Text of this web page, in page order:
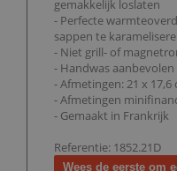
gemakkelijk loslaten
- Perfecte
sappen te
- Niet grill- of
- Handwas aanbevolen
- Afmetingen: 21 x 17,6
- Afmetingen
- Gemaakt in Frankrijk
Referentie: 1852.21D
Wees de eerste om